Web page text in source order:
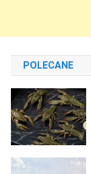
POLECANE